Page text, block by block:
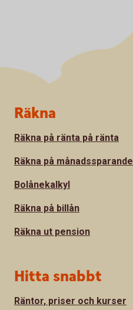
Sidfot
Räkna
Räkna på ränta på ränta
Räkna på månadssparande
Bolånekalkyl
Räkna på billån
Räkna ut pension
Hitta snabbt
Räntor, priser och kurser